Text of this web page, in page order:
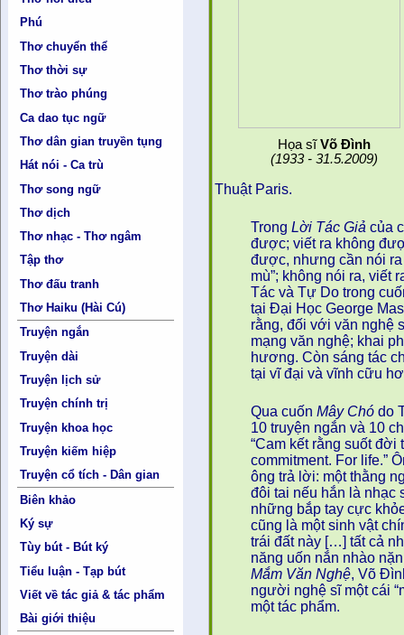
Phú
Thơ chuyển thể
Thơ thời sự
Thơ trào phúng
Ca dao tục ngữ
Thơ dân gian truyền tụng
Hát nói - Ca trù
Thơ song ngữ
Thơ dịch
Thơ nhạc - Thơ ngâm
Tập thơ
Thơ đấu tranh
Thơ Haiku (Hài Cú)
Truyện ngắn
Truyện dài
Truyện lịch sử
Truyện chính trị
Truyện khoa học
Truyện kiếm hiệp
Truyện cổ tích - Dân gian
Biên khảo
Ký sự
Tùy bút - Bút ký
Tiểu luận - Tạp bút
Viết về tác giả & tác phẩm
Bài giới thiệu
Họa sĩVõ Đình
(1933 - 31.5.2009)
Thuật Paris.
TrongLời Tác Giả của
được; viết ra không
được, nhưng cần nói
mù”; không nói ra, viết
Tác và Tự Do trong
tại Đại Học George
rằng, đối với văn nghệ
mạng văn nghệ; khai
hương. Còn sáng tác
tại vĩ đại và vĩnh cữu
Qua cuốnMây Chó do
10 truyện ngắn và 10
“Cam kết rằng suốt
commitment. For life.”
ông trả lời: một thằng
đôi tai nếu hắn là nhạc
những bắp tay cực
cũng là một sinh vật
trái đất này […] tất cả
năng uốn nắn nhào
Mắm Văn Nghệ, Võ
người nghệ sĩ một cái
một tác phẩm.